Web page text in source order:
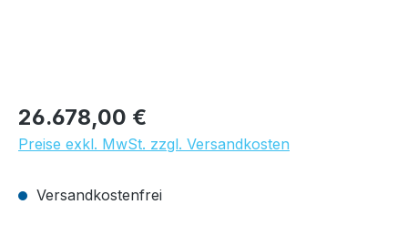
Regulärer Preis:
26.678,00 €
Preise exkl. MwSt. zzgl. Versandkosten
Versandkostenfrei